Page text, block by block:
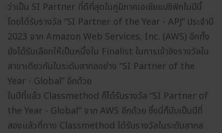
ว่าเป็น SI Partner ที่ดีที่สุดในภูมิภาคเอเชียแปซิฟิกในปีนี้
โดยได้รับรางวัล “SI Partner of the Year - APJ” ประจำปี
2023 จาก Amazon Web Services, Inc. (AWS) อีกทั้ง
ยังได้รับเลือกให้เป็นหนึ่งใน Finalist ในการเข้าชิงรางวัลใน
สาขาเดียวกันในระดับสากลอย่าง “SI Partner of the
Year - Global” อีกด้วย
ในปีที่แล้ว Classmethod ก็ได้รับรางวัล “SI Partner of
the Year - Global” จาก AWS อีกด้วย ซึ่งนี่ก็นับเป็นปีที่
สองแล้วที่ทาง Classmethod ได้รับรางวัลในระดับสากล